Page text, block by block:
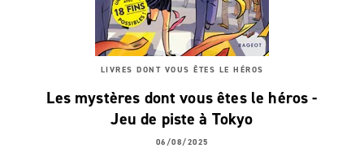
LIVRES DONT VOUS ÊTES LE HÉROS
Les mystères dont vous êtes le héros -
Jeu de piste à Tokyo
06/08/2025